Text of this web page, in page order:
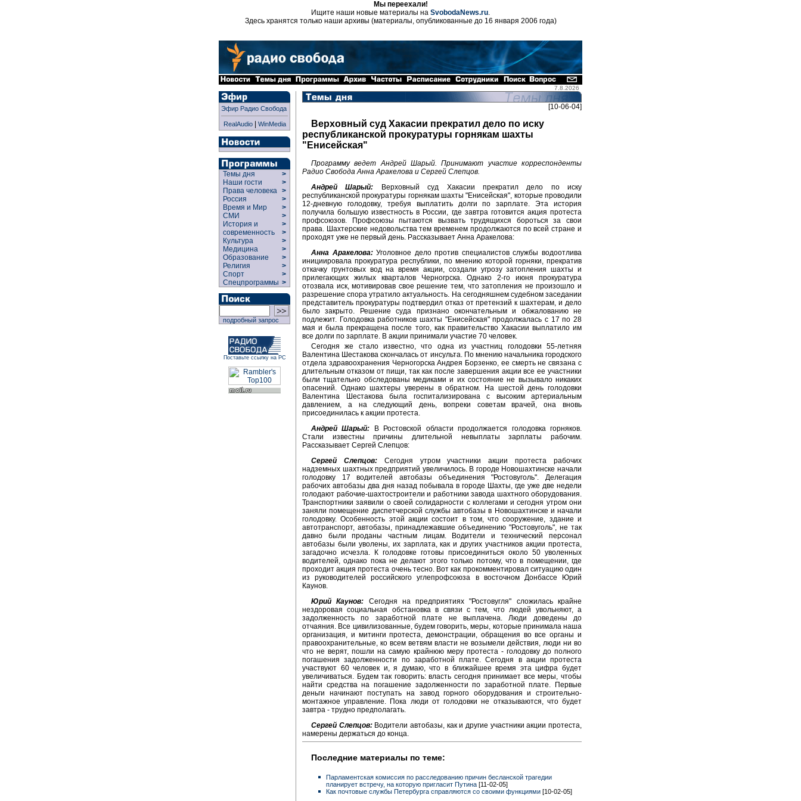
Мы переехали!
Ищите наши новые материалы на SvobodaNews.ru.
Здесь хранятся только наши архивы (материалы, опубликованные до 16 января 2006 года)
7.8.2026
Эфир Радио Свобода
RealAudio| WinMedia
Темы дня
>
Наши гости
>
Права человека >
Россия
>
Время и Мир
>
СМИ
>
История и
современность
>
>
Культура
>
Медицина
>
Образование
>
Религия
>
Спорт
>
Спецпрограммы >
подробный запрос
Поставьте ссылку на РС
[10-06-04]
Верховный суд Хакасии прекратил дело по иску
республиканской прокуратуры горнякам шахты
"Енисейская"
Программу ведет Андрей Шарый. Принимают участие корреспонденты
Радио Свобода Анна Аракелова и Сергей Слепцов.
Андрей Шарый: Верховный суд Хакасии прекратил дело по иску
республиканской прокуратуры горнякам шахты "Енисейская", которые проводили
12-дневную голодовку, требуя выплатить долги по зарплате. Эта история
получила большую известность в России, где завтра готовится акция протеста
профсоюзов. Профсоюзы пытаются вызвать трудящихся бороться за свои
права. Шахтерские недовольства тем временем продолжаются по всей стране и
проходят уже не первый день. Рассказывает Анна Аракелова:
Анна Аракелова:Уголовное дело против специалистов службы водоотлива
инициировала прокуратура республики, по мнению которой горняки, прекратив
откачку грунтовых вод на время акции, создали угрозу затопления шахты и
прилегающих жилых кварталов Черногрска. Однако 2-го июня прокуратура
отозвала иск, мотивировав свое решение тем, что затопления не произошло и
разрешение спора утратило актуальность. На сегодняшнем судебном заседании
представитель прокуратуры подтвердил отказ от претензий к шахтерам, и дело
было закрыто. Решение суда признано окончательным и обжалованию не
подлежит. Голодовка работников шахты "Енисейская" продолжалась с 17 по 28
мая и была прекращена после того, как правительство Хакасии выплатило им
все долги по зарплате. В акции принимали участие 70 человек.
Сегодня же стало известно, что одна из участниц голодовки 55-летняя
Валентина Шестакова скончалась от инсульта. По мнению начальника городского
отдела здравоохранения Черногорска Андрея Борзенко, ее смерть не связана с
длительным отказом от пищи, так как после завершения акции все ее участники
были тщательно обследованы медиками и их состояние не вызывало никаких
опасений. Однако шахтеры уверены в обратном. На шестой день голодовки
Валентина Шестакова была госпитализирована с высоким артериальным
давлением, а на следующий день, вопреки советам врачей, она вновь
присоединилась к акции протеста.
Андрей Шарый: В Ростовской области продолжается голодовка горняков.
Стали известны причины длительной невыплаты зарплаты рабочим.
Рассказывает Сергей Слепцов:
Сергей Слепцов:Сегодня утром участники акции протеста рабочих
надземных шахтных предприятий увеличилось. В городе Новошахтинске начали
голодовку 17 водителей автобазы объединения "Ростовуголь". Делегация
рабочих автобазы два дня назад побывала в городе Шахты, где уже две недели
голодают рабочие-шахтостроители и работники завода шахтного оборудования.
Транспортники заявили о своей солидарности с коллегами и сегодня утром они
заняли помещение диспетчерской службы автобазы в Новошахтинске и начали
голодовку. Особенность этой акции состоит в том, что сооружение, здание и
автотранспорт, автобазы, принадлежавшие объединению "Ростовуголь", не так
давно были проданы частным лицам. Водители и технический персонал
автобазы были уволены, их зарплата, как и других участников акции протеста,
загадочно исчезла. К голодовке готовы присоединиться около 50 уволенных
водителей, однако пока не делают этого только потому, что в помещении, где
проходит акция протеста очень тесно. Вот как прокомментировал ситуацию один
из руководителей российского углепрофсоюза в восточном Донбассе Юрий
Каунов.
Юрий Каунов: Сегодня на предприятиях "Ростовугля" сложилась крайне
нездоровая социальная обстановка в связи с тем, что людей увольняют, а
задолженность по заработной плате не выплачена. Люди доведены до
отчаяния. Все цивилизованные, будем говорить, меры, которые принимала наша
организация, и митинги протеста, демонстрации, обращения во все органы и
правоохранительные, ко всем ветвям власти не возымели действия, люди ни во
что не верят, пошли на самую крайнюю меру протеста - голодовку до полного
погашения задолженности по заработной плате. Сегодня в акции протеста
участвуют 60 человек и, я думаю, что в ближайшее время эта цифра будет
увеличиваться. Будем так говорить: власть сегодня принимает все меры, чтобы
найти средства на погашение задолженности по заработной плате. Первые
деньги начинают поступать на завод горного оборудования и строительно-
монтажное управление. Пока люди от голодовки не отказываются, что будет
завтра - трудно предполагать.
Сергей Слепцов:Водители автобазы, как и другие участники акции протеста,
намерены держаться до конца.
Последние материалы по теме:
Парламентская комиссия по расследованию причин бесланской трагедии
планирует встречу, на которую пригласит Путина [11-02-05]
Как почтовые службы Петербурга справляются со своими функциями [10-02-05]